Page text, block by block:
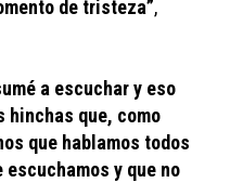
de tristeza”,
a escuchar y eso
hinchas que, como
que hablamos todos
escuchamos y que no